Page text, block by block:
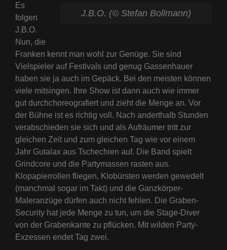
J.B.O. (© Stefan Bollmann)
Es
folgen
J.B.O.
Nun, die
Franken kennt man wohl zur Genüge. Sie sind
Vielspieler auf Festivals und genug Gassenhauer
haben sie ja auch im Gepäck. Bei den meisten können
viele mitsingen. Ihre Show ist dann auch wie immer
gut durchchoreografiert und zieht die Menge an. Vor
der Bühne ist es richtig voll. Nach anderthalb Stunden
verabschieden sie sich und als Aufräumer tritt zur
gleichen Zeit und zum gleichen Tag wie vor einem
Jahr Gutalax aus Tschechien auf. Die Band spielt
Grindcore und die Partymassen rasten aus.
Klopapierrollen fliegen, Klobürsten werden gewedelt
(manchmal sogar im Takt) und die Ganzkörper-
Maleranzüge dürfen auch nicht fehlen. Die Graben-
Security hat jede Menge zu tun, um die Stage-Diver
von der Grabenkante zu pflücken. Mit wilden Party-
Exzessen endet Tag zwei.